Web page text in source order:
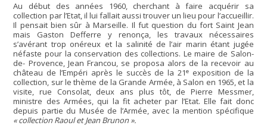
Au début des années 1960, cherchant à faire acquérir sa
collection par l’Etat, il lui fallait aussi trouver un lieu pour l’accueillir.
Il pensait bien sûr à Marseille. Il fut question du fort Saint Jean
mais Gaston Defferre y renonça, les travaux nécessaires
s’avérant trop onéreux et la salinité de l’air marin étant jugée
néfaste pour la conservation des collections. Le maire de Salon-
de- Provence, Jean Francou, se proposa alors de la recevoir au
château de l’Empéri après le succès de la 21e exposition de la
collection, sur le thème de la Grande Armée, à Salon en 1965, et la
visite, rue Consolat, deux ans plus tôt, de Pierre Messmer,
ministre des Armées, qui la fit acheter par l’Etat. Elle fait donc
depuis partie du Musée de l’Armée, avec la mention spécifique
« collection Raoul et Jean Brunon ».